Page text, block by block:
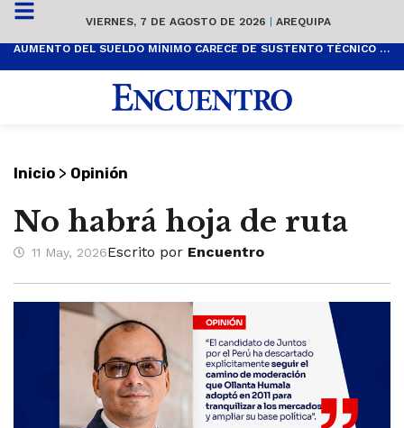
VIERNES, 7 DE AGOSTO DE 2026 | AREQUIPA
AUMENTO DEL SUELDO MÍNIMO CARECE DE SUSTENTO TÉCNICO Y ES POPULISTA
Inicio > Opinión
No habrá hoja de ruta
11 May, 2026Escrito por Encuentro